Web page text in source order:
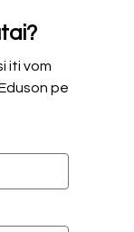
iti vom
pe